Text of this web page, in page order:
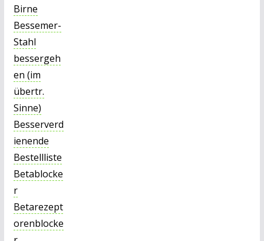
Birne
Bessemer-
Stahl
bessergeh
en (im
übertr.
Sinne)
Besserverd
ienende
Bestellliste
Betablocke
r
Betarezept
orenblocke